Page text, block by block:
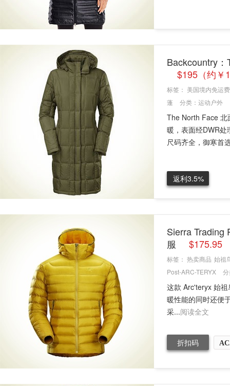
Backcountry
$195（约￥
标签： 美国境内免运费
蓬
分类： 运动户外
The North Face 北
暖，表面经DWR
尺码齐全，御寒首
返利3.5%
Sierra Trading
服
$175.95
标签： 热卖商品 始祖
Post-ARC-TERYX
这款 Arc'teryx 始
暖性能的同时还便
采...阅读全文
折扣码